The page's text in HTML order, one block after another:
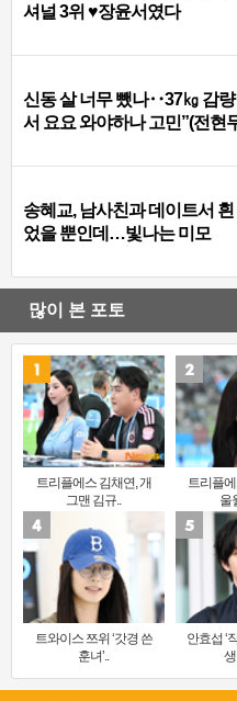
셔널 3위 ♥장윤서였다
신동 살 너무 뺐나‥37㎏ 감
서 요요 와야하나 고민”(전현
송혜교, 남사친과 데이트서
었을 뿐인데…빛나는 미모
많이 본 포토
트리플에스 김채연, 개
그맨 김규..
트리플
울
트와이스 쯔위 ‘갓경 쓴
훈녀’..
안효섭 ‘